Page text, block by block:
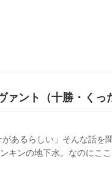
ント（十勝・くっ
あるらしい」そんな話を
キンの地下水。なのにこ